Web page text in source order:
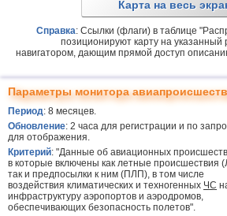
Карта на весь
Справка: Ссылки (флаги) в таблице
позиционируют карту на указанный
навигатором, дающим прямой доступ
Параметры монитора
Период: 8 месяцев.
Обновление: 2 часа для регистрации и по
для отображения.
Критерий: "Данные об авиационных
в которые включены как летные происшествия
так и предпосылки к ним (ПЛП), в том числе
воздействия климатических и техногенных ЧС
инфраструктуру аэропортов и аэродромов,
обеспечивающих безопасность полетов".